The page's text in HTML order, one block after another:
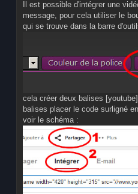
Il est possible d'intégrer une
message, pour cela utiliser le
qui se trouve dans la barre
cela créer deux balises
balises placer le code surligné
voir le schéma :